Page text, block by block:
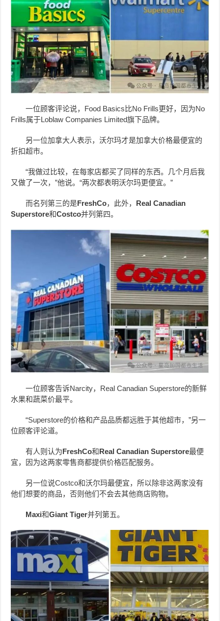
一位顾客评论说，Food Basics比No Frills更好，因为No
Frills属于Loblaw Companies Limited旗下品牌。
另一位加拿大人表示，沃尔玛才是加拿大价格最便宜的
折扣超市。
“我做过比较，在每家店都买了同样的东西。几个月后我
又做了一次，”他说。“两次都表明沃尔玛更便宜。”
而名列第三的是FreshCo，此外，
Real Canadian
Superstore和Costco并列第四。
一位顾客告诉Narcity，Real Canadian Superstore的新鲜
水果和蔬菜价最平。
“Superstore的价格和产品品质都远胜于其他超市，”另一
位顾客评论道。
有人则认为FreshCo和Real Canadian Superstore最便
宜，因为这两家零售商都提供价格匹配服务。
另一位说Costco和沃尔玛最便宜，所以除非这两家没有
他们想要的商品，否则他们不会去其他商店购物。
Maxi和Giant Tiger并列第五。